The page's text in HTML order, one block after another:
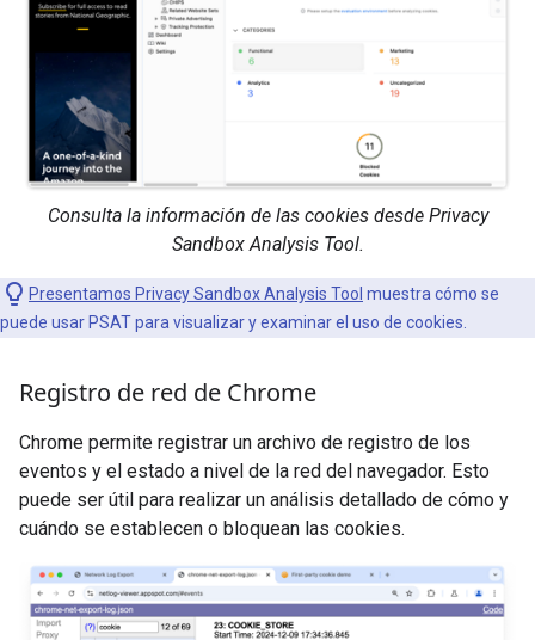
Consulta la información de las cookies desde Privacy
Sandbox Analysis Tool.
Presentamos Privacy Sandbox Analysis Tool muestra cómo se
puede usar PSAT para visualizar y examinar el uso de cookies.
Registro de red de Chrome
Chrome permite registrar un archivo de registro de los
eventos y el estado a nivel de la red del navegador. Esto
puede ser útil para realizar un análisis detallado de cómo y
cuándo se establecen o bloquean las cookies.